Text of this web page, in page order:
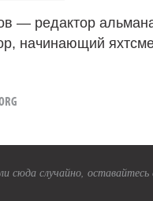
— редактор
начинающий
сюда случайно,